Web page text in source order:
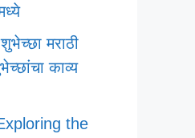
शुभेच्छा मराठी
काव्य
the